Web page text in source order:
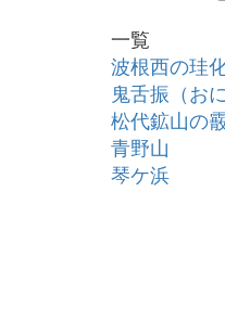
一覧
波根西の珪
鬼舌振（お
松代鉱山の
青野山
琴ケ浜